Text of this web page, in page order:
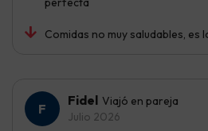
Comidas no muy saludables, es
Fidel Viajó en pareja
Julio 2026